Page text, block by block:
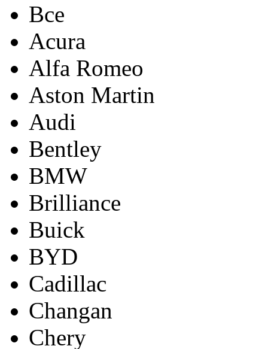
Все
Acura
Alfa Romeo
Aston Martin
Audi
Bentley
BMW
Brilliance
Buick
BYD
Cadillac
Changan
Chery